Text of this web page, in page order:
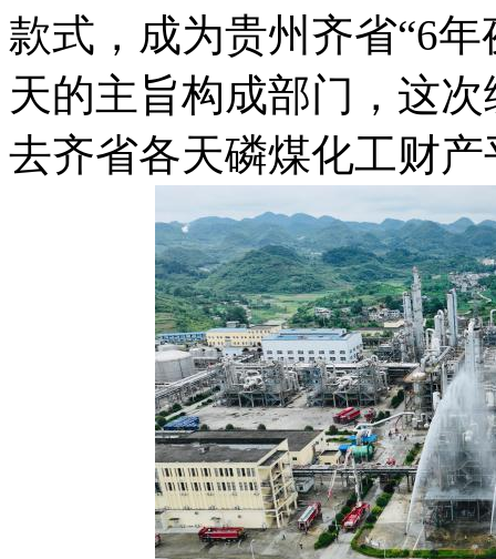
款式，成为贵州齐省“6
天的主旨构成部门，这
去齐省各天磷煤化工财